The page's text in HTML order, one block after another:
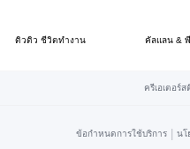
ดิวดิว ชีวิตทำงาน คัลแลน &
ครีเอเตอร์
ข้อกำหนดการใช้บริการ | นโ